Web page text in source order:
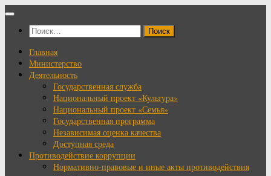
Перейти
содержимому
Найти:
Главная
Министерство
Деятельность
Государственная служба
Национальный проект «Культура»
Национальный проект «Семья»
Государственная программа
Независимая оценка качества
Доступная среда
Противодействие коррупции
Нормативно-правовые и иные акты противодействия